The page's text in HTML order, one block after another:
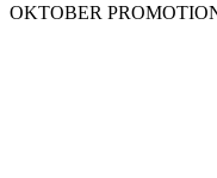
OKTOBER